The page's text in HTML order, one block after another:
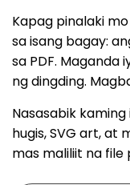
Kapag pinalaki
sa isang bagay:
sa PDF.
ng dingding.
Nasasabik
hugis, SVG art, at
mas maliliit na